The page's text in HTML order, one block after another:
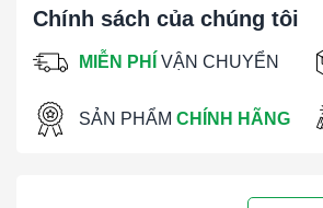
Chính sách của chúng tôi
MIỄN PHÍ VẬN CHUYỂN
SẢN PHẨM CHÍNH HÃNG